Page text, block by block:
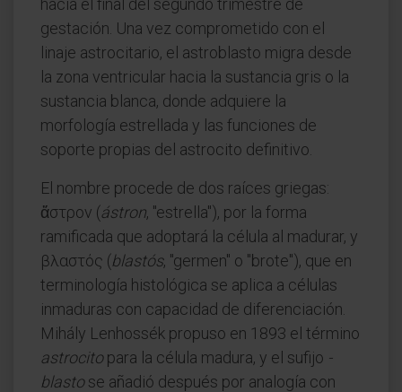
hacia el final del segundo trimestre de
gestación. Una vez comprometido con el
linaje astrocitario, el astroblasto migra desde
la zona ventricular hacia la sustancia gris o la
sustancia blanca, donde adquiere la
morfología estrellada y las funciones de
soporte propias del astrocito definitivo.
El nombre procede de dos raíces griegas:
ἄστρον (ástron, "estrella"), por la forma
ramificada que adoptará la célula al madurar, y
βλαστός (blastós, "germen" o "brote"), que en
terminología histológica se aplica a células
inmaduras con capacidad de diferenciación.
Mihály Lenhossék propuso en 1893 el término
astrocitopara la célula madura, y el sufijo -
blastose añadió después por analogía con